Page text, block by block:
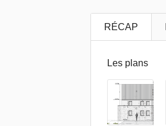
RÉCAP
Les plans